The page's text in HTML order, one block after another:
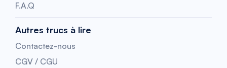
F.A.Q
Autres trucs à lire
Contactez-nous
CGV / CGU